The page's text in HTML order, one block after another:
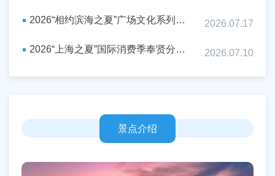
2026“相约滨海之夏”广场文化系列活动重磅来袭！ 2026.07.17
2026“上海之夏”国际消费季奉贤分会场活动启动，文商旅体展农融合激活南上海夏日经济 2026.07.10
景点介绍